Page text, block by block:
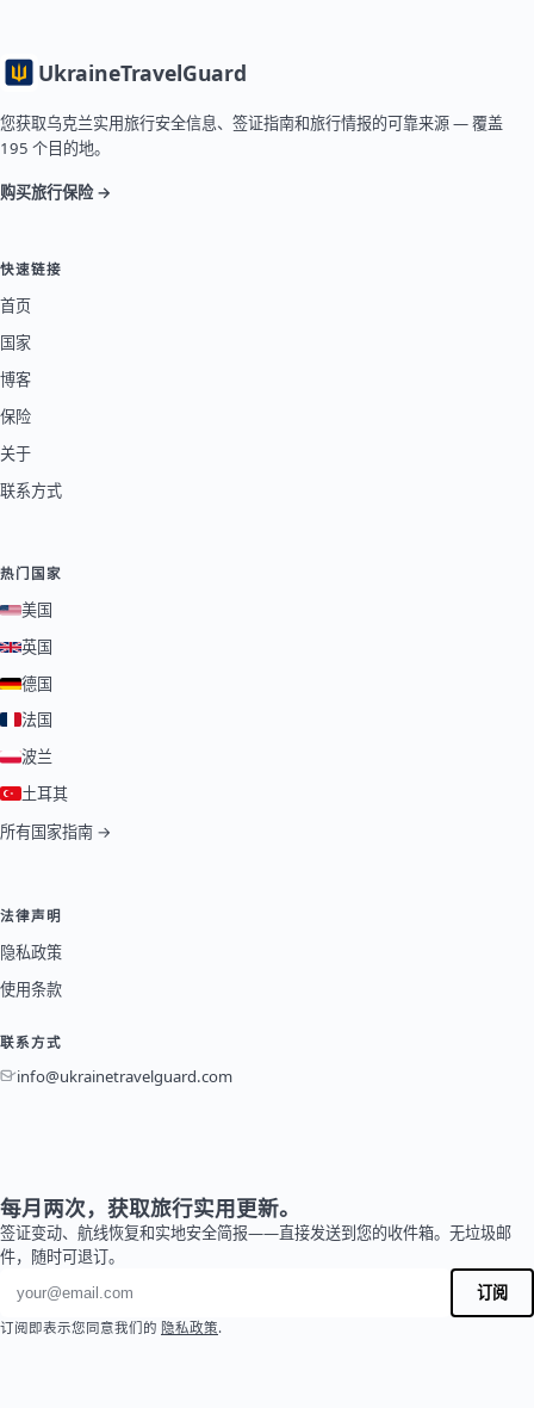
UkraineTravelGuard
您获取乌克兰实用旅行安全信息、签证指南和旅行情报的可靠来源 — 覆盖
195 个目的地。
购买旅行保险 →
快速链接
首页
国家
博客
保险
关于
联系方式
热门国家
美国
英国
德国
法国
波兰
土耳其
所有国家指南 →
法律声明
隐私政策
使用条款
联系方式
info@ukrainetravelguard.com
每月两次，获取旅行实用更新。
签证变动、航线恢复和实地安全简报——直接发送到您的收件箱。无垃圾邮
件，随时可退订。
电子邮件地址
订阅
订阅即表示您同意我们的 隐私政策.